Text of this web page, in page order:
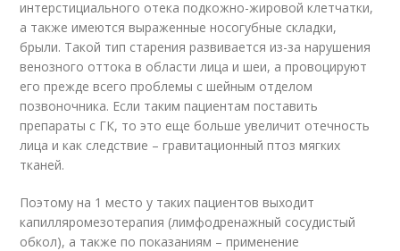
интерстициального отека подкожно-жировой клетчатки,
а также имеются выраженные носогубные складки,
брыли. Такой тип старения развивается из-за нарушения
венозного оттока в области лица и шеи, а провоцируют
его прежде всего проблемы с шейным отделом
позвоночника. Если таким пациентам поставить
препараты с ГК, то это еще больше увеличит отечность
лица и как следствие – гравитационный птоз мягких
тканей.
Поэтому на 1 место у таких пациентов выходит
капилляромезотерапия (лимфодренажный сосудистый
обкол), а также по показаниям – применение